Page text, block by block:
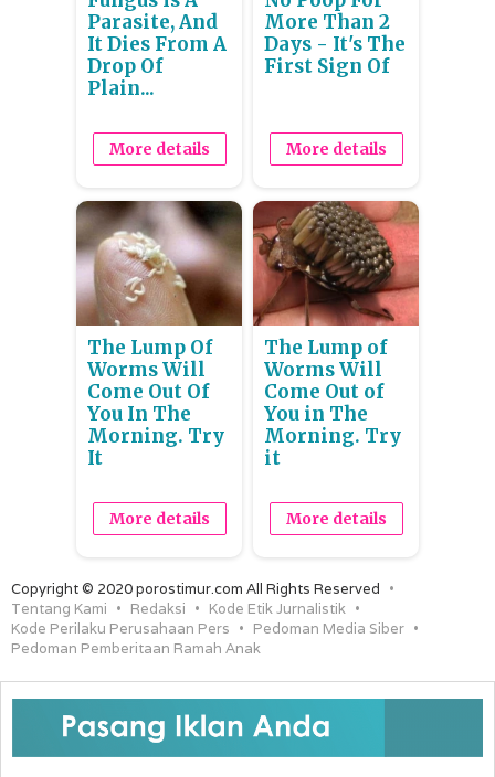
Parasite, And
It Dies From A
Drop Of
Plain...
More details
More Than 2
Days - It's The
First Sign Of
More details
The Lump Of
Worms Will
Come Out Of
You In The
Morning. Try
It
More details
The Lump of
Worms Will
Come Out of
You in The
Morning. Try
it
More details
Copyright © 2020 porostimur.com All Rights Reserved
Tentang Kami
Redaksi
Kode Etik Jurnalistik
Kode Perilaku Perusahaan Pers
Pedoman Media Siber
Pedoman Pemberitaan Ramah Anak